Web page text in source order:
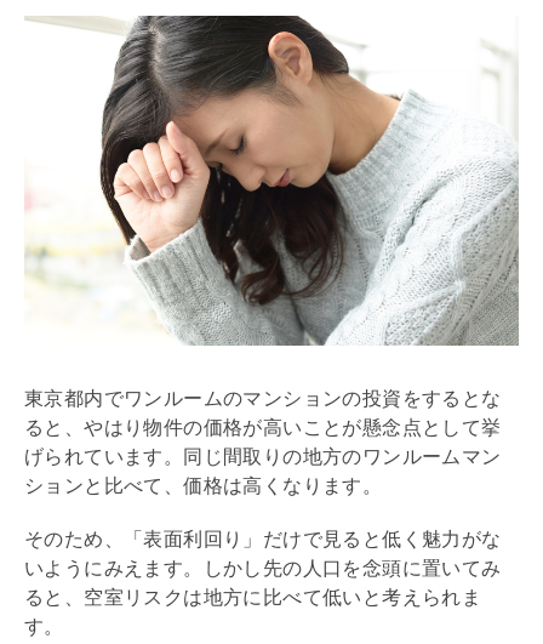
東京都内でワンルームのマンションの投資をするとな
ると、やはり物件の価格が高いことが懸念点として挙
げられています。同じ間取りの地方のワンルームマン
ションと比べて、価格は高くなります。
そのため、「表面利回り 」だけで見ると低く魅力がな
いようにみえます。しかし先の人口を念頭に置いてみ
ると、空室リスクは地方に比べて低いと考えられま
す。